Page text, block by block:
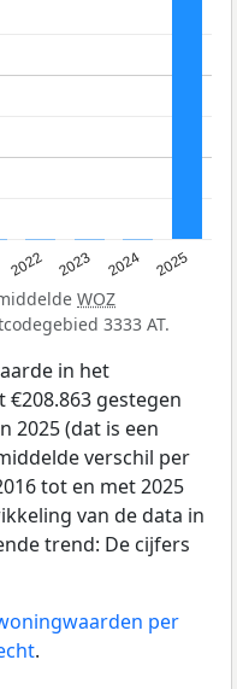
2022 2023 2024 2025
WOZ
3333 AT.
in het
€208.863 gestegen
2025 (dat is een
verschil per
tot en met 2025
van de data in
trend: De cijfers
per
.